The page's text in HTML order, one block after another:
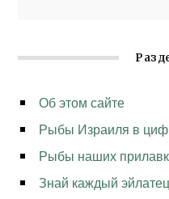
Об этом сайте
Рыбы Израиля в
Рыбы наших
Знай каждый эйлатец